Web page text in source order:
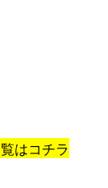
はコチラ